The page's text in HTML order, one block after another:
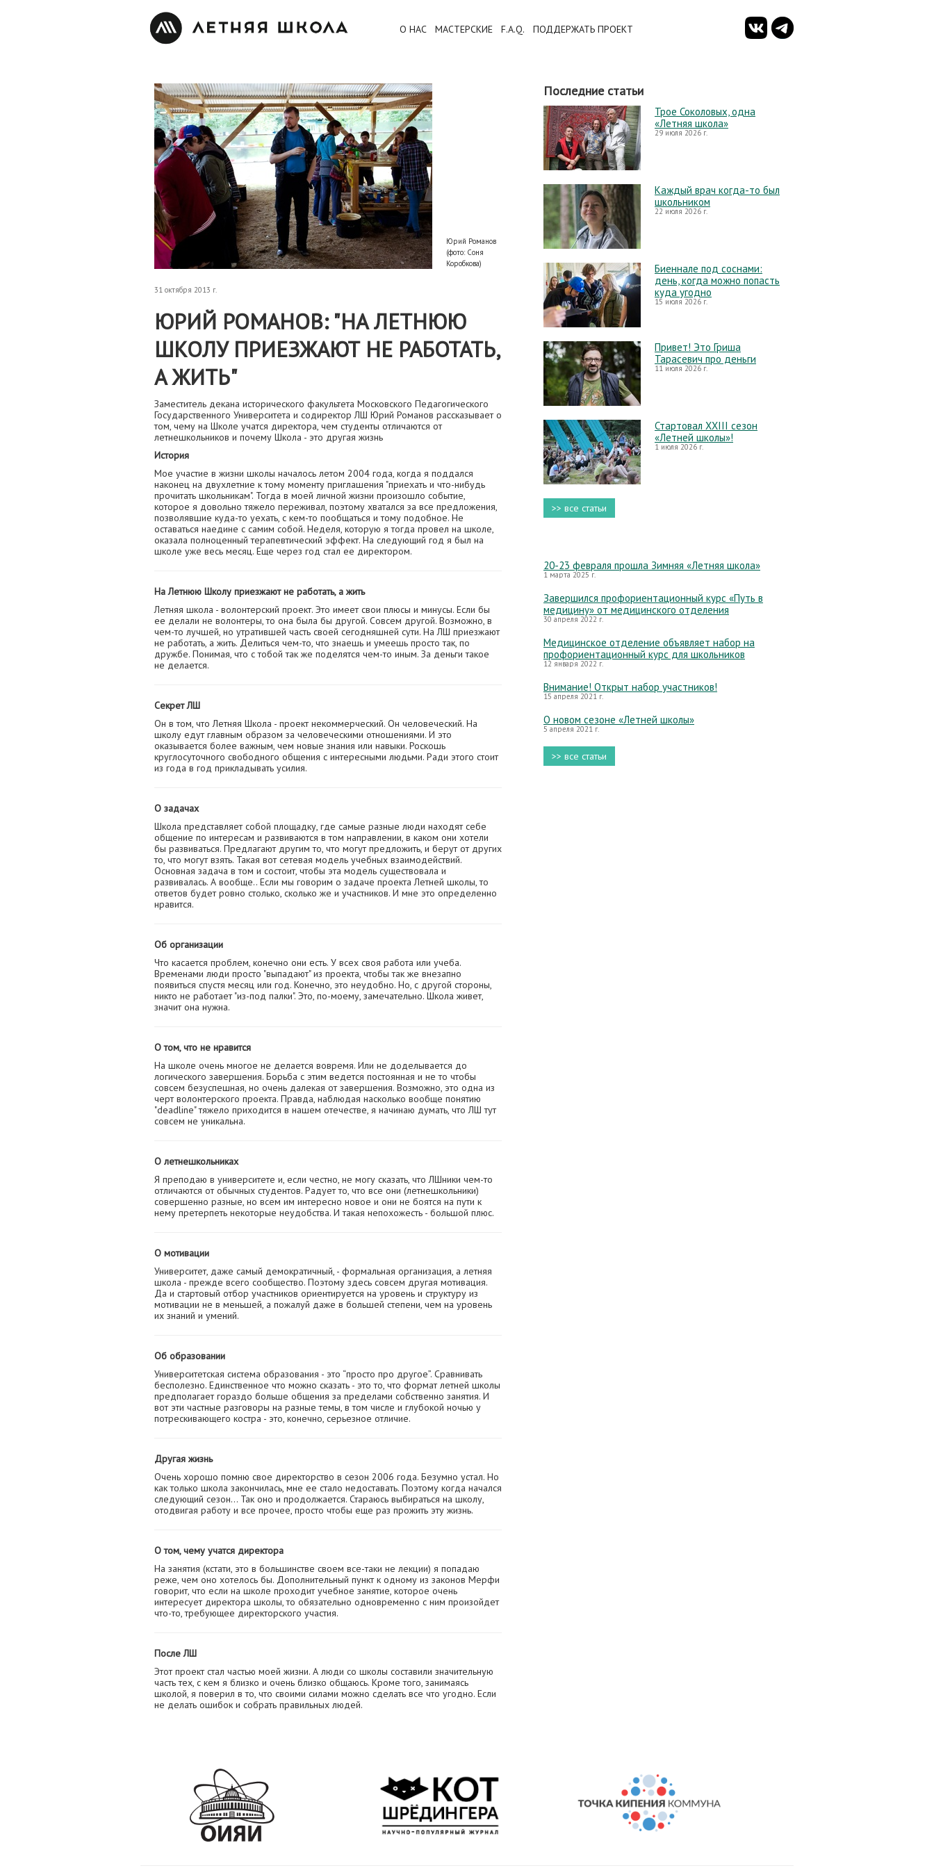
О НАС МАСТЕРСКИЕ F.A.Q. ПОДДЕРЖАТЬ ПРОЕКТ
Юрий Романов
(фото: Соня
Коробкова)
31 октября 2013 г.
ЮРИЙ РОМАНОВ: "НА ЛЕТНЮЮ
ШКОЛУ ПРИЕЗЖАЮТ НЕ РАБОТАТЬ,
А ЖИТЬ"
Заместитель декана исторического факультета Московского Педагогического
Государственного Университета и содиректор ЛШ Юрий Романов рассказывает о
том, чему на Школе учатся директора, чем студенты отличаются от
летнешкольников и почему Школа - это другая жизнь
История
Мое участие в жизни школы началось летом 2004 года, когда я поддался
наконец на двухлетние к тому моменту приглашения "приехать и что-нибудь
прочитать школьникам". Тогда в моей личной жизни произошло событие,
которое я довольно тяжело переживал, поэтому хватался за все предложения,
позволявшие куда-то уехать, с кем-то пообщаться и тому подобное. Не
оставаться наедине с самим собой. Неделя, которую я тогда провел на школе,
оказала полноценный терапевтический эффект. На следующий год я был на
школе уже весь месяц. Еще через год стал ее директором.
На Летнюю Школу приезжают не работать, а жить
Летняя школа - волонтерский проект. Это имеет свои плюсы и минусы. Если бы
ее делали не волонтеры, то она была бы другой. Совсем другой. Возможно, в
чем-то лучшей, но утратившей часть своей сегодняшней сути. На ЛШ приезжают
не работать, а жить. Делиться чем-то, что знаешь и умеешь просто так, по
дружбе. Понимая, что с тобой так же поделятся чем-то иным. За деньги такое
не делается.
Секрет ЛШ
Он в том, что Летняя Школа - проект некоммерческий. Он человеческий. На
школу едут главным образом за человеческими отношениями. И это
оказывается более важным, чем новые знания или навыки. Роскошь
круглосуточного свободного общения с интересными людьми. Ради этого стоит
из года в год прикладывать усилия.
О задачах
Школа представляет собой площадку, где самые разные люди находят себе
общение по интересам и развиваются в том направлении, в каком они хотели
бы развиваться. Предлагают другим то, что могут предложить, и берут от других
то, что могут взять. Такая вот сетевая модель учебных взаимодействий.
Основная задача в том и состоит, чтобы эта модель существовала и
развивалась. А вообще.. Если мы говорим о задаче проекта Летней школы, то
ответов будет ровно столько, сколько же и участников. И мне это определенно
нравится.
Об организации
Что касается проблем, конечно они есть. У всех своя работа или учеба.
Временами люди просто "выпадают" из проекта, чтобы так же внезапно
появиться спустя месяц или год. Конечно, это неудобно. Но, с другой стороны,
никто не работает "из-под палки". Это, по-моему, замечательно. Школа живет,
значит она нужна.
О том, что не нравится
На школе очень многое не делается вовремя. Или не доделывается до
логического завершения. Борьба с этим ведется постоянная и не то чтобы
совсем безуспешная, но очень далекая от завершения. Возможно, это одна из
черт волонтерского проекта. Правда, наблюдая насколько вообще понятию
"deadline" тяжело приходится в нашем отечестве, я начинаю думать, что ЛШ тут
совсем не уникальна.
О летнешкольниках
Я преподаю в университете и, если честно, не могу сказать, что ЛШники чем-то
отличаются от обычных студентов. Радует то, что все они (летнешкольники)
совершенно разные, но всем им интересно новое и они не боятся на пути к
нему претерпеть некоторые неудобства. И такая непохожесть - большой плюс.
О мотивации
Университет, даже самый демократичный, - формальная организация, а летняя
школа - прежде всего сообщество. Поэтому здесь совсем другая мотивация.
Да и стартовый отбор участников ориентируется на уровень и структуру из
мотивации не в меньшей, а пожалуй даже в большей степени, чем на уровень
их знаний и умений.
Об образовании
Университетская система образования - это “просто про другое”. Сравнивать
бесполезно. Единственное что можно сказать - это то, что формат летней школы
предполагает гораздо больше общения за пределами собственно занятия. И
вот эти частные разговоры на разные темы, в том числе и глубокой ночью у
потрескивающего костра - это, конечно, серьезное отличие.
Другая жизнь
Очень хорошо помню свое директорство в сезон 2006 года. Безумно устал. Но
как только школа закончилась, мне ее стало недоставать. Поэтому когда начался
следующий сезон... Так оно и продолжается. Стараюсь выбираться на школу,
отодвигая работу и все прочее, просто чтобы еще раз прожить эту жизнь.
О том, чему учатся директора
На занятия (кстати, это в большинстве своем все-таки не лекции) я попадаю
реже, чем оно хотелось бы. Дополнительный пункт к одному из законов Мерфи
говорит, что если на школе проходит учебное занятие, которое очень
интересует директора школы, то обязательно одновременно с ним произойдет
что-то, требующее директорского участия.
После ЛШ
Этот проект стал частью моей жизни. А люди со школы составили значительную
часть тех, с кем я близко и очень близко общаюсь. Кроме того, занимаясь
школой, я поверил в то, что своими силами можно сделать все что угодно. Если
не делать ошибок и собрать правильных людей.
Последние статьи
Трое Соколовых, одна
«Летняя школа»
29 июля 2026 г.
Каждый врач когда-то был
школьником
22 июля 2026 г.
Биеннале под соснами:
день, когда можно попасть
куда угодно
15 июля 2026 г.
Привет! Это Гриша
Тарасевич про деньги
11 июля 2026 г.
Стартовал XXIII сезон
«Летней школы»!
1 июля 2026 г.
>> все статьи
20-23 февраля прошла Зимняя «Летняя школа»
1 марта 2025 г.
Завершился профориентационный курс «Путь в
медицину» от медицинского отделения
30 апреля 2022 г.
Медицинское отделение объявляет набор на
профориентационный курс для школьников
12 января 2022 г.
Внимание! Открыт набор участников!
15 апреля 2021 г.
О новом сезоне «Летней школы»
5 апреля 2021 г.
>> все статьи